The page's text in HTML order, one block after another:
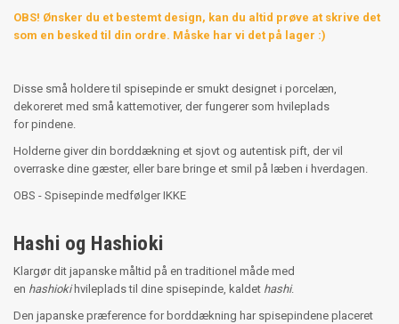
OBS! Ønsker du et bestemt design, kan du altid prøve at skrive det
som en besked til din ordre. Måske har vi det på lager :)
Disse små holdere til spisepinde er smukt designet i porcelæn,
dekoreret med små kattemotiver, der fungerer som hvileplads
for pindene.
Holderne giver din borddækning et sjovt og autentisk pift, der vil
overraske dine gæster, eller bare bringe et smil på læben i hverdagen.
OBS - Spisepinde medfølger IKKE
Hashi og Hashioki
Klargør dit japanske måltid på en traditionel måde med
en hashiokihvileplads til dine spisepinde, kaldet hashi.
Den japanske præference for borddækning har spisepindene placeret